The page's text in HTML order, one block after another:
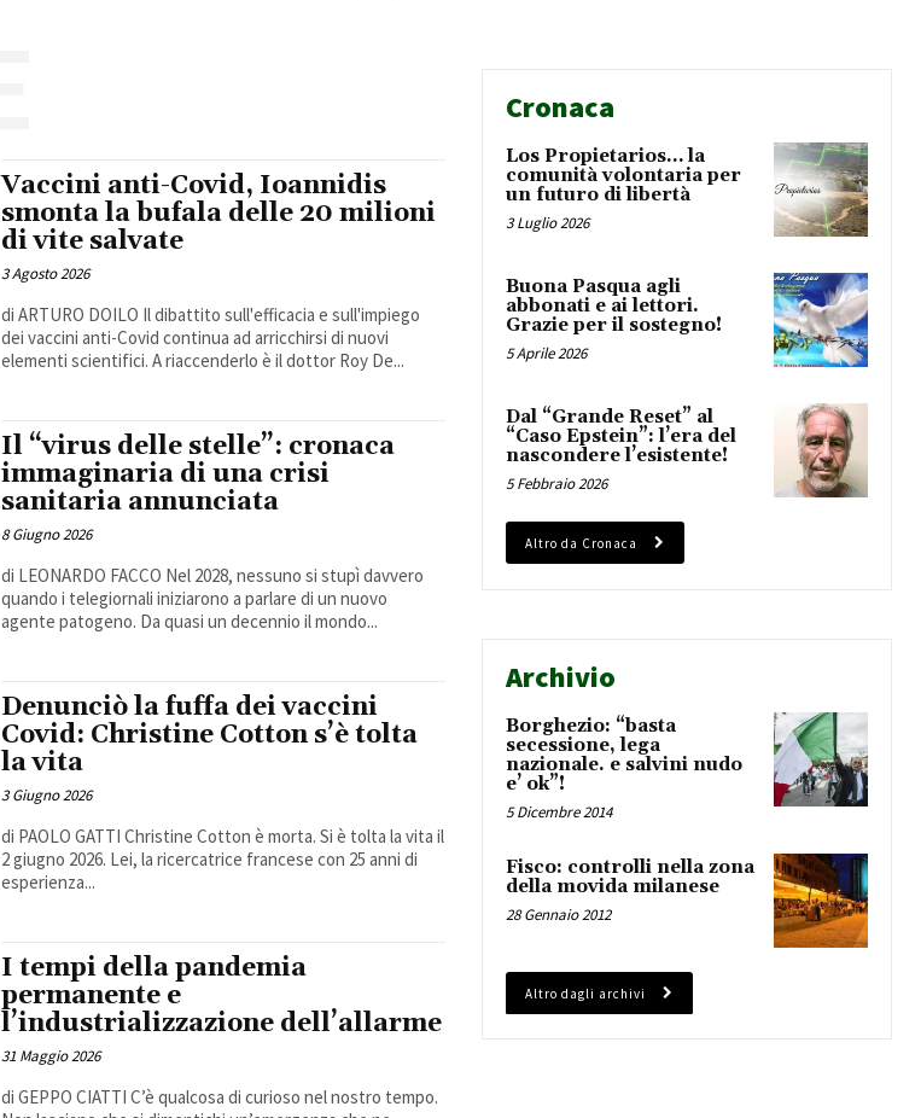
Vaccini anti-Covid, Ioannidis
smonta la bufala delle 20 milioni
di vite salvate
3 Agosto 2026
di ARTURO DOILO Il dibattito sull'efficacia e sull'impiego
dei vaccini anti-Covid continua ad arricchirsi di nuovi
elementi scientifici. A riaccenderlo è il dottor Roy De...
Il “virus delle stelle”: cronaca
immaginaria di una crisi
sanitaria annunciata
8 Giugno 2026
di LEONARDO FACCO Nel 2028, nessuno si stupì davvero
quando i telegiornali iniziarono a parlare di un nuovo
agente patogeno. Da quasi un decennio il mondo...
Denunciò la fuffa dei vaccini
Covid: Christine Cotton s’è tolta
la vita
3 Giugno 2026
di PAOLO GATTI Christine Cotton è morta. Si è tolta la vita il
2 giugno 2026. Lei, la ricercatrice francese con 25 anni di
esperienza...
I tempi della pandemia
permanente e
l’industrializzazione dell’allarme
31 Maggio 2026
di GEPPO CIATTI C’è qualcosa di curioso nel nostro tempo.
Cronaca
Los Propietarios… la
comunità volontaria per
un futuro di libertà
3 Luglio 2026
Buona Pasqua agli
abbonati e ai lettori.
Grazie per il sostegno!
5 Aprile 2026
Dal “Grande Reset” al
“Caso Epstein”: l’era del
nascondere l’esistente!
5 Febbraio 2026
Altro da Cronaca
Archivio
Borghezio: “basta
secessione, lega
nazionale. e salvini nudo
e’ ok”!
5 Dicembre 2014
Fisco: controlli nella zona
della movida milanese
28 Gennaio 2012
Altro dagli archivi